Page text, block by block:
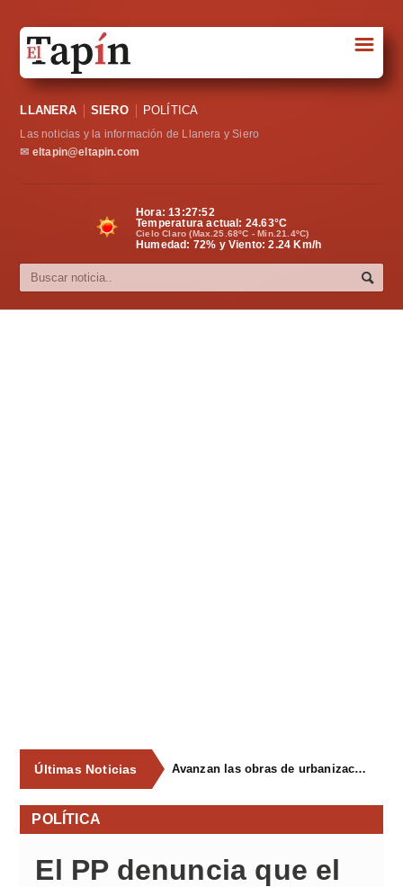
Sociedad
Política
Cultura
☰
LLANERA SIERO POLÍTICA
Las noticias y la información de Llanera y Siero
✉ eltapin@eltapin.com
Hora:13:27:53
Temperatura actual: 24.63°C
Cielo Claro (Max.25.68ºC - Min.21.4ºC)
Humedad: 72% y Viento: 2.24 Km/h
Últimas Noticias Avanzan las obras de urbanización del parque de La Reconquista, en los terrenos del antiguo matadero de Pola de Siero
POLÍTICA
El PP denuncia que el